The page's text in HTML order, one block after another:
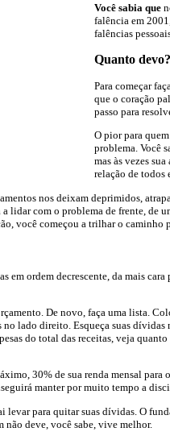
Você sabia que
falência em
falências
Quanto devo?
Para começar
que o coração
passo para
O pior para
problema. Você
mas às vezes
relação de todos
nos deixam deprimidos,
lidar com o problema de frente, de
você começou a trilhar o caminho
ordem decrescente, da mais cara
De novo, faça uma lista.
no lado direito. Esqueça suas
do total das receitas, veja
30% de sua renda mensal
manter por muito tempo a
levar para quitar suas dívidas. O
não deve, você sabe, vive melhor.